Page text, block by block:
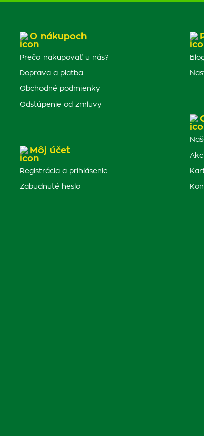
O nákupoch
Prečo nakupovať u nás?
Doprava a platba
Obchodné podmienky
Odstúpenie od zmluvy
Môj účet
Registrácia a prihlásenie
Zabudnuté heslo